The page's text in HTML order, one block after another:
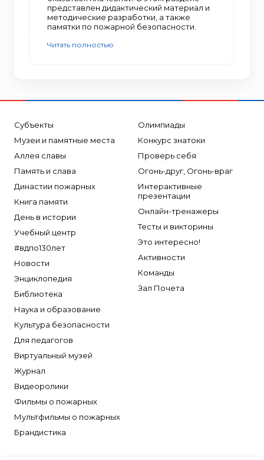
представлен дидактический материал и
методические разработки, а также
памятки по пожарной безопасности.
Читать полностью
Субъекты
Музеи и памятные места
Аллея славы
Память и слава
Династии пожарных
Книга памяти
День в истории
Учебный центр
#вдпо130лет
Новости
Энциклопедия
Библиотека
Наука и образование
Культура безопасности
Для педагогов
Виртуальный музей
Журнал
Видеоролики
Фильмы о пожарных
Мультфильмы о пожарных
Брандистика
Олимпиады
Конкурс знатоки
Проверь себя
Огонь-друг, Огонь-враг
Интерактивные
презентации
Онлайн-тренажеры
Тесты и викторины
Это интересно!
Активности
Команды
Зал Почета